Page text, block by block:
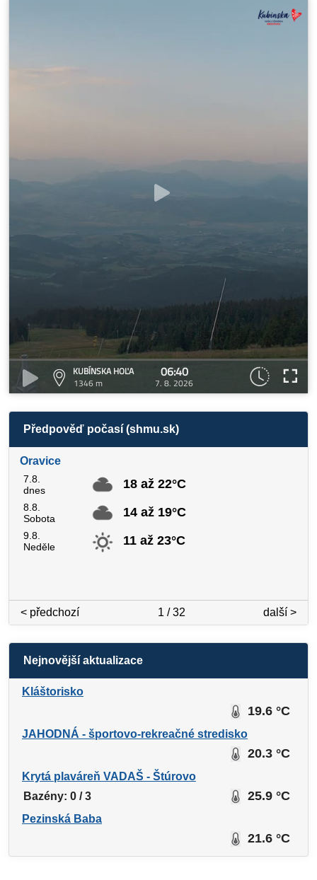
KUBÍNSKA HOĽA
1346 m
06:40
7. 8. 2026
Předpověď počasí (shmu.sk)
Oravice
7.8.
dnes
18 až 22°C
8.8.
Sobota
14 až 19°C
9.8.
Neděle
11 až 23°C
další >
< předchozí 1 / 32
Nejnovější aktualizace
Kláštorisko
19.6 °C
JAHODNÁ - športovo-rekreačné stredisko
20.3 °C
Krytá plaváreň VADAŠ - Štúrovo
Bazény: 0 / 3
25.9 °C
Pezinská Baba
21.6 °C